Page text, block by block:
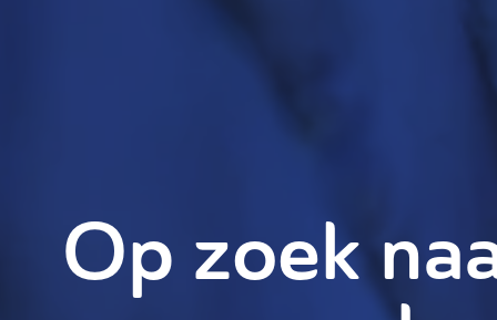
Op zoek